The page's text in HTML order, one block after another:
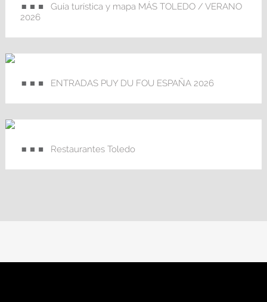
Guía turística y mapa MÁS TOLEDO / VERANO
2026
ENTRADAS PUY DU FOU ESPAÑA 2026
Restaurantes Toledo